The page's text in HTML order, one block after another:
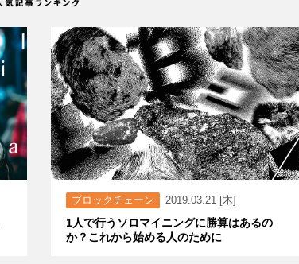
ブロックチェーン 2019.03.21 [木]
1人で行うソロマイニングに勝算はあるの
か？これから始める人のために